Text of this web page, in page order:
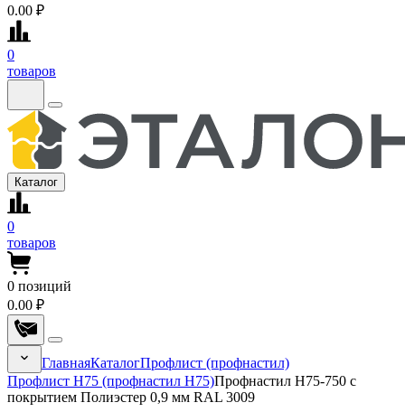
0.00 ₽
0
товаров
Каталог
0
товаров
0 позиций
0.00 ₽
ГлавнаяКаталогПрофлист (профнастил)
Профлист Н75 (профнастил Н75)Профнастил Н75-750 с
покрытием Полиэстер 0,9 мм RAL 3009